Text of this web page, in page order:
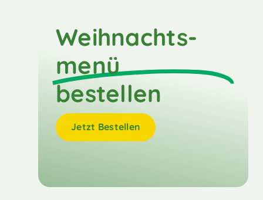
Weihnachts-
menü
bestellen
Jetzt Bestellen